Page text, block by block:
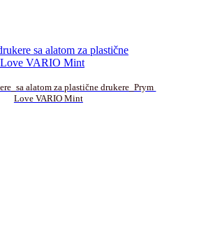
alatom za plastične drukere_Prym
Love VARIO Mint